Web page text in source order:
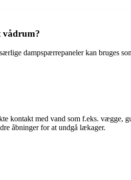
vådrum?
dampspærrepaneler kan bruges
kontakt med vand som f.eks. vægge,
åbninger for at undgå lækager.